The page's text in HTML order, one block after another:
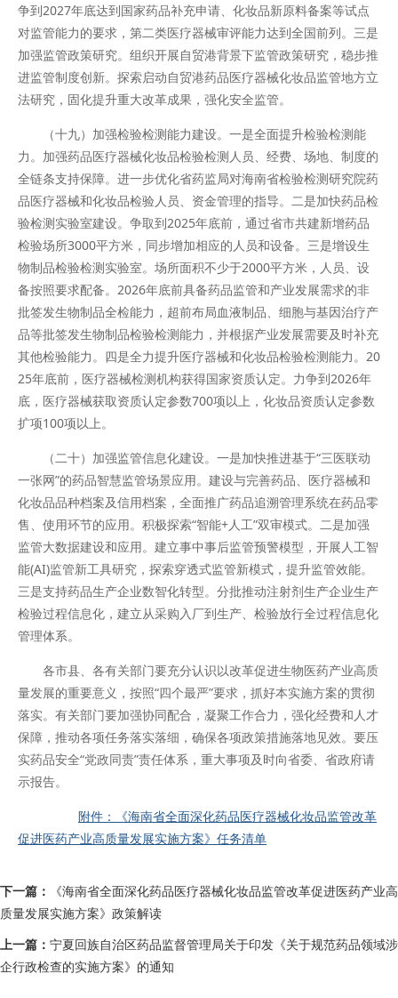
争到2027年底达到国家药品补充申请、化妆品新原料备案等试点
对监管能力的要求，第二类医疗器械审评能力达到全国前列。三是
加强监管政策研究。组织开展自贸港背景下监管政策研究，稳步推
进监管制度创新。探索启动自贸港药品医疗器械化妆品监管地方立
法研究，固化提升重大改革成果，强化安全监管。
（十九）加强检验检测能力建设。一是全面提升检验检测能
力。加强药品医疗器械化妆品检验检测人员、经费、场地、制度的
全链条支持保障。进一步优化省药监局对海南省检验检测研究院药
品医疗器械和化妆品检验人员、资金管理的指导。二是加快药品检
验检测实验室建设。争取到2025年底前，通过省市共建新增药品
检验场所3000平方米，同步增加相应的人员和设备。三是增设生
物制品检验检测实验室。场所面积不少于2000平方米，人员、设
备按照要求配备。2026年底前具备药品监管和产业发展需求的非
批签发生物制品全检能力，超前布局血液制品、细胞与基因治疗产
品等批签发生物制品检验检测能力，并根据产业发展需要及时补充
其他检验能力。四是全力提升医疗器械和化妆品检验检测能力。20
25年底前，医疗器械检测机构获得国家资质认定。力争到2026年
底，医疗器械获取资质认定参数700项以上，化妆品资质认定参数
扩项100项以上。
（二十）加强监管信息化建设。一是加快推进基于“三医联动
一张网”的药品智慧监管场景应用。建设与完善药品、医疗器械和
化妆品品种档案及信用档案，全面推广药品追溯管理系统在药品零
售、使用环节的应用。积极探索“智能+人工”双审模式。二是加强
监管大数据建设和应用。建立事中事后监管预警模型，开展人工智
能(AI)监管新工具研究，探索穿透式监管新模式，提升监管效能。
三是支持药品生产企业数智化转型。分批推动注射剂生产企业生产
检验过程信息化，建立从采购入厂到生产、检验放行全过程信息化
管理体系。
各市县、各有关部门要充分认识以改革促进生物医药产业高质
量发展的重要意义，按照“四个最严”要求，抓好本实施方案的贯彻
落实。有关部门要加强协同配合，凝聚工作合力，强化经费和人才
保障，推动各项任务落实落细，确保各项政策措施落地见效。要压
实药品安全“党政同责”责任体系，重大事项及时向省委、省政府请
示报告。
附件：《海南省全面深化药品医疗器械化妆品监管改革
促进医药产业高质量发展实施方案》任务清单
下一篇：
《海南省全面深化药品医疗器械化妆品监管改革促进医药产业高
质量发展实施方案》政策解读
上一篇： 宁夏回族自治区药品监督管理局关于印发《关于规范药品领域涉
企行政检查的实施方案》的通知